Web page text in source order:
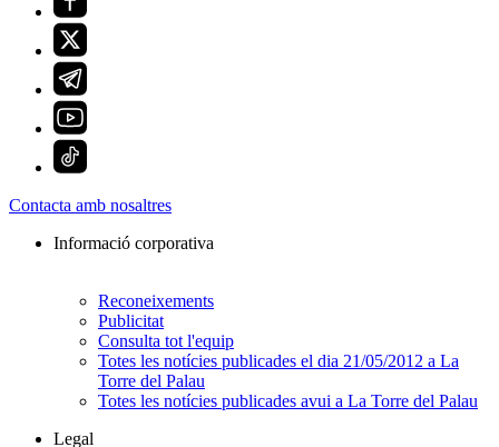
Contacta amb nosaltres
Informació corporativa
Reconeixements
Publicitat
Consulta tot l'equip
Totes les notícies publicades el dia 21/05/2012 a La
Torre del Palau
Totes les notícies publicades avui a La Torre del Palau
Legal